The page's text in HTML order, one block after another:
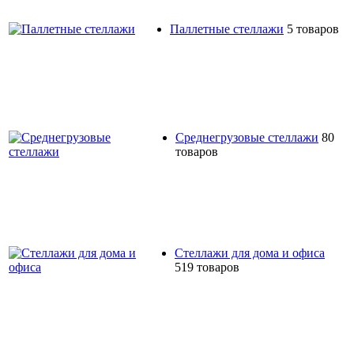
Паллетные стеллажи 5 товаров
Среднегрузовые стеллажи 80
товаров
Стеллажи для дома и офиса
519 товаров